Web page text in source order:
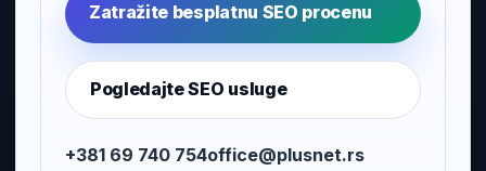
Zatražite besplatnu SEO procenu
Pogledajte SEO usluge
+381 69 740 754office@plusnet.rs